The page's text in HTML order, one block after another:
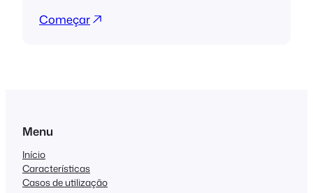
Começar
Menu
Início
Características
Casos de utilização